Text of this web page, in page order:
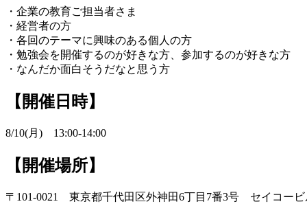
・企業の教育ご担当者さま
・経営者の方
・各回のテーマに興味のある個人の方
・勉強会を開催するのが好きな方、参加するのが好きな方
・なんだか面白そうだなと思う方
【開催日時】
8/10(月) 13:00-14:00
【開催場所】
〒101-0021 東京都千代田区外神田6丁目7番3号 セイコービ